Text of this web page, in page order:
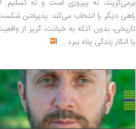
برمی‌گزیند، نه پیروزی است و نه تسلیم.
راهی دیگر را انتخاب می‌کند: پذیرفتن
تاریخی، بدون آنکه به خیانت، گریز از
یا انکار زندگی پناه ببرد ...